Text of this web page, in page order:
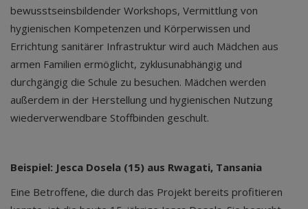
bewusstseinsbildender Workshops, Vermittlung von
hygienischen Kompetenzen und Körperwissen und
Errichtung sanitärer Infrastruktur wird auch Mädchen aus
armen Familien ermöglicht, zyklusunabhängig und
durchgängig die Schule zu besuchen. Mädchen werden
außerdem in der Herstellung und hygienischen Nutzung
wiederverwendbare Stoffbinden geschult.
Beispiel: Jesca Dosela (15) aus Rwagati, Tansania
Eine Betroffene, die durch das Projekt bereits profitieren